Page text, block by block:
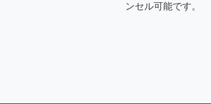
ンセル可能です。